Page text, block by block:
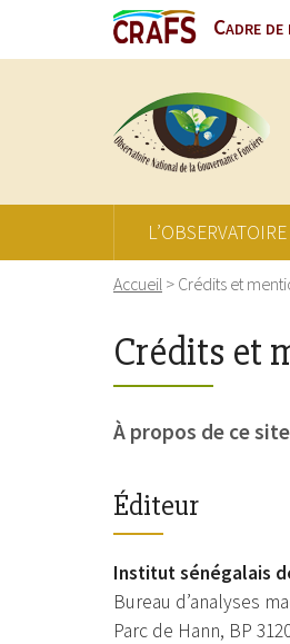
Cadre
L’OBSERVATOIRE
Accueil > Crédits et
Crédits et
À propos de ce
Éditeur
Institut sénégalais
Bureau d’analyses
Parc de Hann, BP